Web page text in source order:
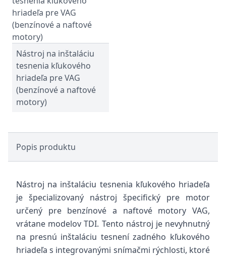
Nástroj na inštaláciu
tesnenia kľukového
hriadeľa pre VAG
(benzínové a naftové
motory)
Popis produktu
Nástroj na inštaláciu tesnenia kľukového hriadeľa
je špecializovaný nástroj špecifický pre motor
určený pre benzínové a naftové motory VAG,
vrátane modelov TDI. Tento nástroj je nevyhnutný
na presnú inštaláciu tesnení zadného kľukového
hriadeľa s integrovanými snímačmi rýchlosti, ktoré